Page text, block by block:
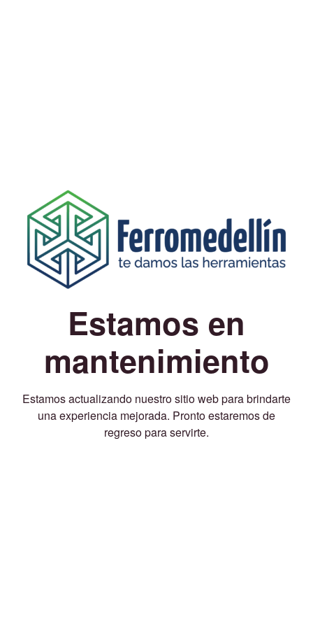
Estamos en
mantenimiento
Estamos actualizando nuestro sitio web para brindarte
una experiencia mejorada. Pronto estaremos de
regreso para servirte.